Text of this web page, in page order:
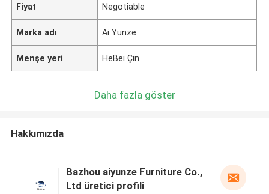
Fiyat Negotiable
Marka adı Ai Yunze
Menşe yeri HeBei Çin
Daha fazla göster
Hakkımızda
Bazhou aiyunze Furniture Co.,
Ltd üretici profili